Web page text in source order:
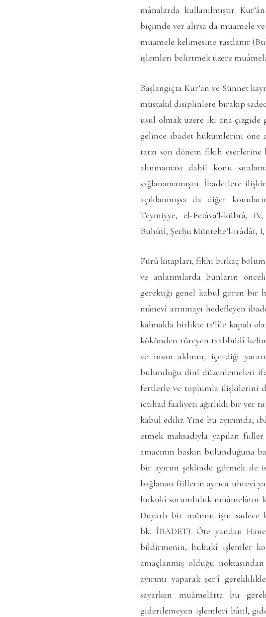
mânalarda kullanılmıştır.
biçimde yer alırsa da muamele
muamele kelimesine rastlanır
işlemleri belirtmek üzere
Başlangıçta Kur’an ve Sünnet
müstakil disiplinlere bırakıp
usul olmak üzere iki ana
gelince ibadet hükümlerini öne
tarzı son dönem fıkıh
alınmaması dahil konu
sağlanamamıştır. İbadetlere
açıklanmışsa da diğer
Teymiyye, el-Fetâva’l-kübrâ, IV,
Buhûtî, Şerḥu Müntehe’l-irâdât,
Fürû kitapları, fıkhı birkaç
ve anlatımlarda bunların
gerektiği genel kabul gören bir
mânevî arınmayı hedefleyen
kalmakla birlikte ta‘lîle kapalı
kökünden türeyen taabbüdî
ve insan aklının, içerdiği
bulunduğu dinî düzenlemeleri
fertlerle ve toplumla ilişkilerini
ictihad faaliyeti ağırlıklı bir yer
kabul edilir. Yine bu ayırımda,
etmek maksadıyla yapılan
amacının baskın bulunduğuna
bir ayırım şeklinde görmek de
bağlanan fiillerin ayrıca uhrevî
hukukî sorumluluk muâmelâtın
Duyarlı bir mümin işin sadece
bk. İBADET). Öte yandan
bildirmenin, hukukî işlemler
amaçlanmış olduğu
ayırımı yaparak şer‘î
sayarken muâmelâtta bu
giderilemeyen işlemleri bâtıl,